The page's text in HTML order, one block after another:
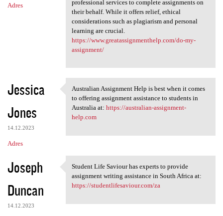
Adres
professional services to complete assignments on
their behalf. While it offers relief, ethical
considerations such as plagiarism and personal
learning are crucial.
https://www.greatassignmenthelp.com/do-my-
assignment/
Jessica
Jones
14.12.2023
Adres
Australian Assignment Help is
Australian Assignment Help is best when it comes
to offering assignment assistance to students in
Australia at: https://australian-assignment-
help.com
Joseph
Duncan
14.12.2023
Student Life Saviour has
Student Life Saviour has experts to provide
assignment writing assistance in South Africa at:
https://studentlifesaviour.com/za